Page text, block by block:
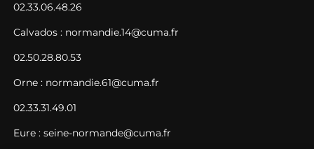
02.33.06.48.26
Calvados : normandie.14@cuma.fr
02.50.28.80.53
Orne : normandie.61@cuma.fr
02.33.31.49.01
Eure : seine-normande@cuma.fr